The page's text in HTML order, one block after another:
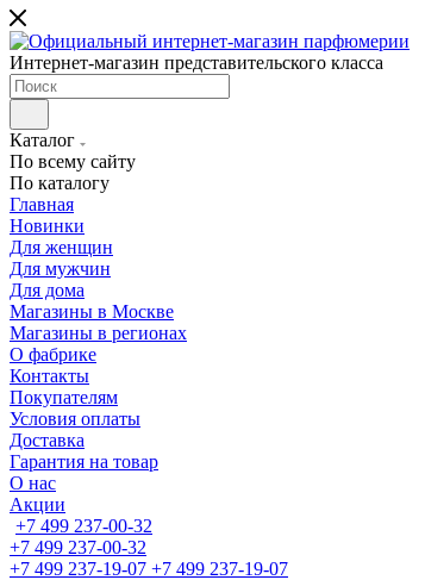
Интернет-магазин представительского класса
Каталог
По всему сайту
По каталогу
Главная
Новинки
Для женщин
Для мужчин
Для дома
Магазины в Москве
Магазины в регионах
О фабрике
Контакты
Покупателям
Условия оплаты
Доставка
Гарантия на товар
О нас
Акции
+7 499 237-00-32
+7 499 237-00-32
+7 499 237-19-07 +7 499 237-19-07